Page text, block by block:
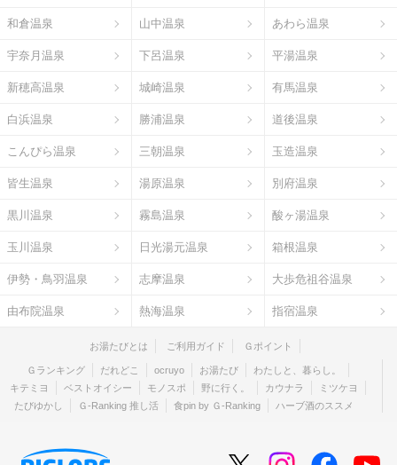
和倉温泉 山中温泉 あわら温泉
宇奈月温泉 下呂温泉 平湯温泉
新穂高温泉 城崎温泉 有馬温泉
白浜温泉 勝浦温泉 道後温泉
こんぴら温泉 三朝温泉 玉造温泉
皆生温泉 湯原温泉 別府温泉
黒川温泉 霧島温泉 酸ヶ湯温泉
玉川温泉 日光湯元温泉 箱根温泉
伊勢・鳥羽温泉 志摩温泉 大歩危祖谷温泉
由布院温泉 熱海温泉 指宿温泉
お湯たびとは ご利用ガイド Ｇポイント
Ｇランキング だれどこ ocruyo お湯たび
わたしと、暮らし。
キテミヨ
ベストオイシー モノスポ 野に行く。 カウナラ
ミツケヨ
たびゆかし
Ｇ-Ranking 推し活 食pin by Ｇ-Ranking ハーブ酒のススメ